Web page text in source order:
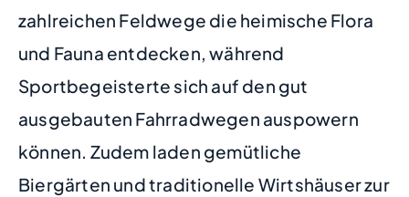
zahlreichen Feldwege die heimische Flora
und Fauna entdecken, während
Sportbegeisterte sich auf den gut
ausgebauten Fahrradwegen auspowern
können. Zudem laden gemütliche
Biergärten und traditionelle Wirtshäuser zur